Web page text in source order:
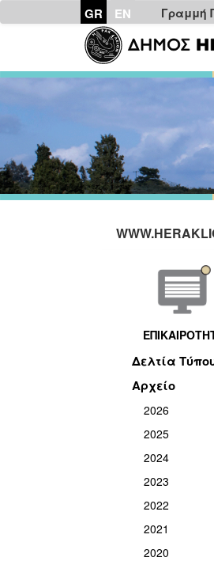
GR EN Γραμμή
Δελτία
Αρχείο
2026
2025
2024
2023
2022
2021
2020